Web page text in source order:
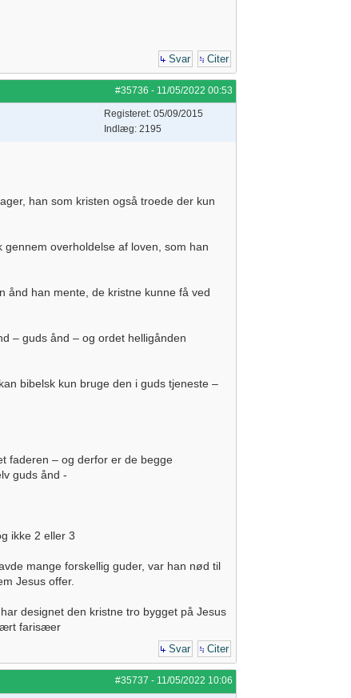
Svar Citer
#35736 - 11/05/2022 00:53
Registeret: 05/09/2015
Indlæg: 2195
han som kristen også troede der kun
overholdelse af loven, som han
han mente, de kristne kunne få ved
– guds ånd – og ordet helligånden
bibelsk kun bruge den i guds tjeneste –
faderen – og derfor er de begge
guds ånd -
ikke 2 eller 3
mange forskellig guder, var han nød til
Jesus offer.
designet den kristne tro bygget på Jesus
farisæer
Svar Citer
#35737 - 11/05/2022 10:06